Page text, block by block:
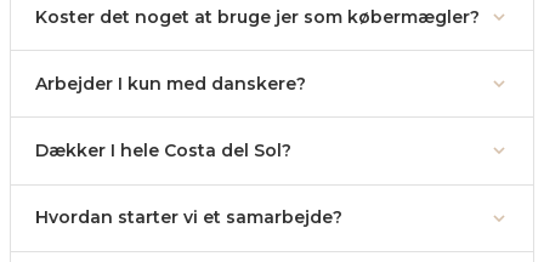
Koster det noget at bruge jer som købermægler?
Arbejder I kun med danskere?
Dækker I hele Costa del Sol?
Hvordan starter vi et samarbejde?